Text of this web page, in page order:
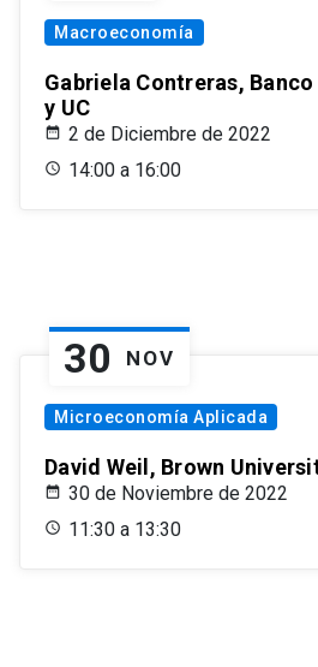
Macroeconomía
Gabriela Contreras,
y UC
2 de Diciembre de 2022
14:00 a 16:00
30 NOV
Microeconomía Aplicada
David Weil, Brown
30 de Noviembre de 2022
11:30 a 13:30